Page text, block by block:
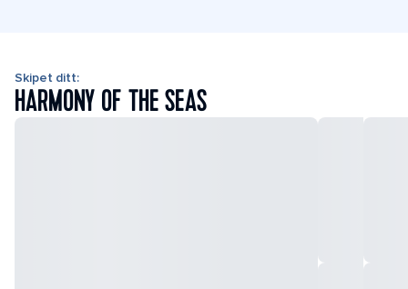
Skipet ditt:
HARMONY OF THE SEAS